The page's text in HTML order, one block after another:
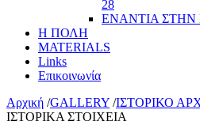
28
ΕΝΑΝΤΙΑ
Η ΠΟΛΗ
MATERIALS
Links
Επικοινωνία
Αρχική /GALLERY /ΙΣΤΟΡΙΚΟ
ΙΣΤΟΡΙΚΑ ΣΤΟΙΧΕΙΑ